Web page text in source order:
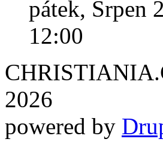
pátek, Srpen
12:00
2026
powered by